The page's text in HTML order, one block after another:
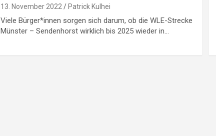
13. November 2022 Patrick Kulhei
Viele Bürger*innen sorgen sich darum, ob die WLE-Strecke
Münster – Sendenhorst wirklich bis 2025 wieder in…